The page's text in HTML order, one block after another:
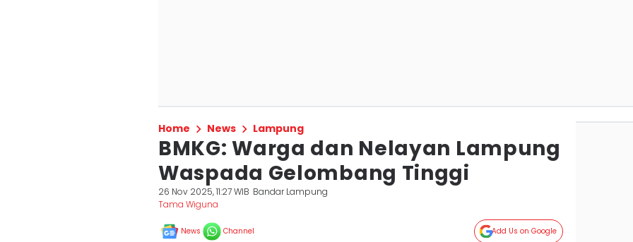
Home News Lampung
BMKG: Warga dan Nelayan Lampung
Waspada Gelombang Tinggi
26 Nov 2025, 11:27 WIB Bandar Lampung
Tama Wiguna
News Channel Add Us on Google